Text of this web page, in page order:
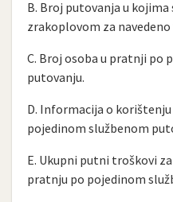
B. Broj putovanja u
zrakoplovom za
C. Broj osoba u pratnji po
putovanju.
D. Informacija o
pojedinom službenom
E. Ukupni putni troškovi
pratnju po pojedinom